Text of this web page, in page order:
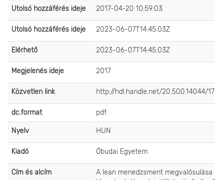
Utolsó hozzáférés ideje 2017-04-20 10:59:03
Utolsó hozzáférés ideje 2023-06-07T14:45:03Z
Elérhető 2023-06-07T14:45:03Z
Megjelenés ideje 2017
Közvetlen link http://hdl.handle.net/20.500.14044/
dc.format pdf
Nyelv HUN
Kiadó Óbudai Egyetem
Cím és alcím
A lean menedzsment megvalósulása a